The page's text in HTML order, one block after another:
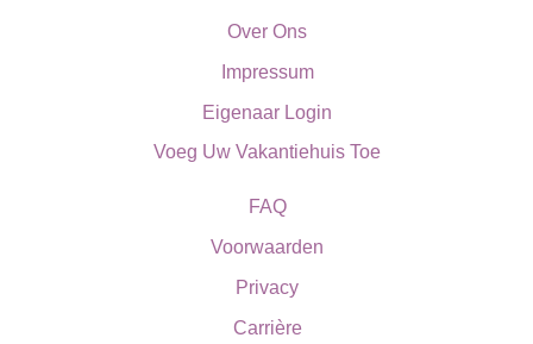
Over Ons
Impressum
Eigenaar Login
Voeg Uw Vakantiehuis Toe
FAQ
Voorwaarden
Privacy
Carrière